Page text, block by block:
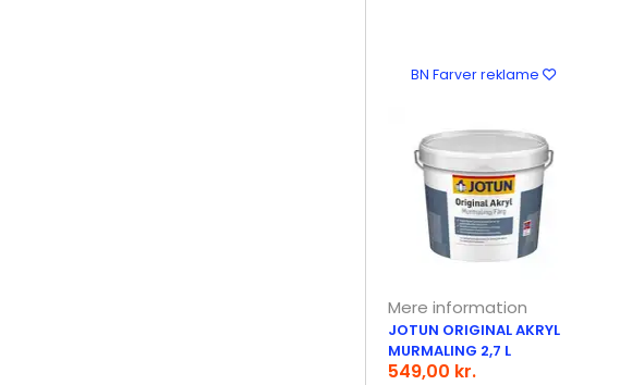
BN Farver reklame
Mere information
JOTUN ORIGINAL AKRYL
MURMALING 2,7 L
549,00 kr.